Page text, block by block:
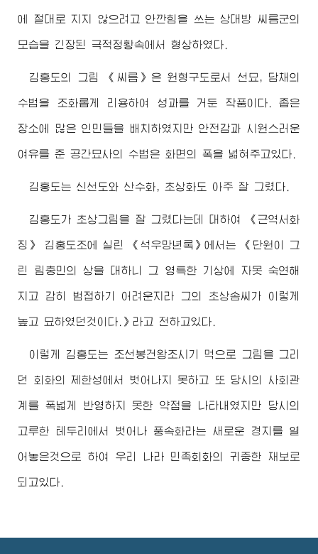
에 절대로 지지 않으려고 안깐힘을 쓰는 상대방 씨름군의
모습을 긴장된 극적정황속에서 형상하였다.
김홍도의 그림 《씨름》은 원형구도로서 선묘, 담채의
수법을 조화롭게 리용하여 성과를 거둔 작품이다. 좁은
장소에 많은 인민들을 배치하였지만 안전감과 시원스러운
여유를 준 공간묘사의 수법은 화면의 폭을 넓혀주고있다.
김홍도는 신선도와 산수화, 초상화도 아주 잘 그렸다.
김홍도가 초상그림을 잘 그렸다는데 대하여 《근역서화
징》 김홍도조에 실린 《석우망년록》에서는 《단원이 그
린 림충민의 상을 대하니 그 영특한 기상에 자못 숙연해
지고 감히 범접하기 어려운지라 그의 초상솜씨가 이렇게
높고 묘하였던것이다.》라고 전하고있다.
이렇게 김홍도는 조선봉건왕조시기 먹으로 그림을 그리
던 회화의 제한성에서 벗어나지 못하고 또 당시의 사회관
계를 폭넓게 반영하지 못한 약점을 나타내였지만 당시의
고루한 테두리에서 벗어나 풍속화라는 새로운 경지를 열
어놓은것으로 하여 우리 나라 민족회화의 귀중한 재보로
되고있다.